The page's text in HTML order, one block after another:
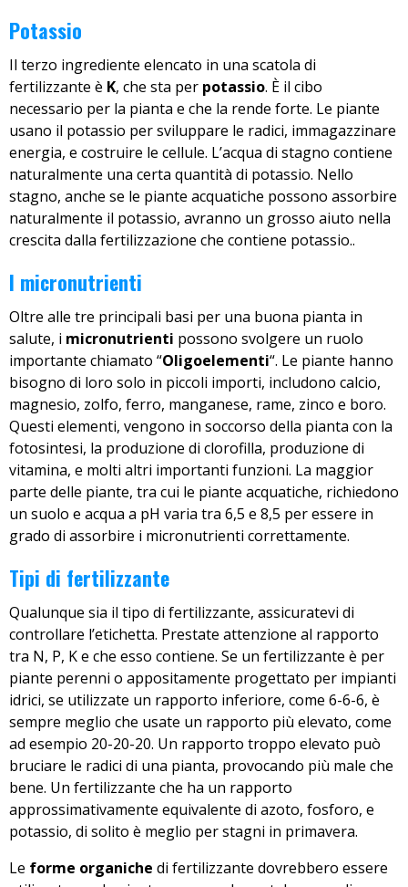
Potassio
Il terzo ingrediente elencato in una scatola di
fertilizzante è K, che sta per potassio. È il cibo
necessario per la pianta e che la rende forte. Le piante
usano il potassio per sviluppare le radici, immagazzinare
energia, e costruire le cellule. L’acqua di stagno contiene
naturalmente una certa quantità di potassio. Nello
stagno, anche se le piante acquatiche possono assorbire
naturalmente il potassio, avranno un grosso aiuto nella
crescita dalla fertilizzazione che contiene potassio..
I micronutrienti
Oltre alle tre principali basi per una buona pianta in
salute, i micronutrienti possono svolgere un ruolo
importante chiamato “Oligoelementi“. Le piante hanno
bisogno di loro solo in piccoli importi, includono calcio,
magnesio, zolfo, ferro, manganese, rame, zinco e boro.
Questi elementi, vengono in soccorso della pianta con la
fotosintesi, la produzione di clorofilla, produzione di
vitamina, e molti altri importanti funzioni. La maggior
parte delle piante, tra cui le piante acquatiche, richiedono
un suolo e acqua a pH varia tra 6,5 ​​e 8,5 per essere in
grado di assorbire i micronutrienti correttamente.
Tipi di fertilizzante
Qualunque sia il tipo di fertilizzante, assicuratevi di
controllare l’etichetta. Prestate attenzione al rapporto
tra N, P, K e che esso contiene. Se un fertilizzante è per
piante perenni o appositamente progettato per impianti
idrici, se utilizzate un rapporto inferiore, come 6-6-6, è
sempre meglio che usate un rapporto più elevato, come
ad esempio 20-20-20. Un rapporto troppo elevato può
bruciare le radici di una pianta, provocando più male che
bene. Un fertilizzante che ha un rapporto
approssimativamente equivalente di azoto, fosforo, e
potassio, di solito è meglio per stagni in primavera.
Le forme organiche di fertilizzante dovrebbero essere